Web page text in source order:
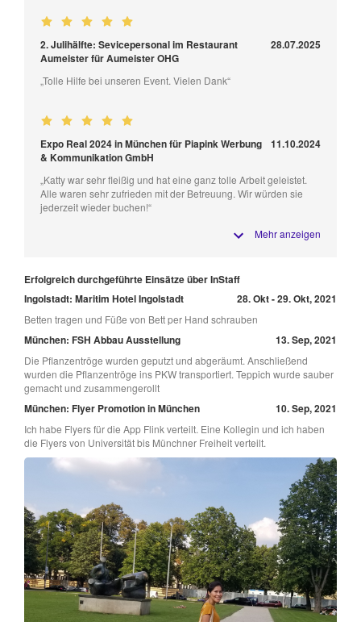
2. Julihälfte: Sevicepersonal im Restaurant
Aumeister für Aumeister OHG
28.07.2025
„Tolle Hilfe bei unseren Event. Vielen Dank“
Expo Real 2024 in München für Piapink Werbung
& Kommunikation GmbH
11.10.2024
„Katty war sehr fleißig und hat eine ganz tolle Arbeit geleistet.
Alle waren sehr zufrieden mit der Betreuung. Wir würden sie
jederzeit wieder buchen!“
Mehr anzeigen
Erfolgreich durchgeführte Einsätze über InStaff
Ingolstadt: Maritim Hotel Ingolstadt
28. Okt - 29. Okt, 2021
Betten tragen und Füße von Bett per Hand schrauben
München: FSH Abbau Ausstellung 13. Sep, 2021
Die Pflanzentröge wurden geputzt und abgeräumt. Anschließend
wurden die Pflanzentröge ins PKW transportiert. Teppich wurde sauber
gemacht und zusammengerollt
München: Flyer Promotion in München 10. Sep, 2021
Ich habe Flyers für die App Flink verteilt. Eine Kollegin und ich haben
die Flyers von Universität bis Münchner Freiheit verteilt.